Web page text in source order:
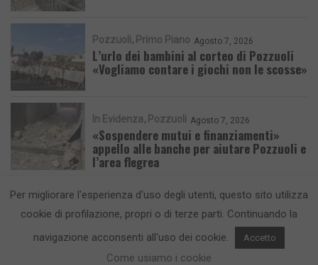
Pozzuoli Primo Piano Agosto 7, 2026
L’urlo dei bambini al corteo di Pozzuoli
«Vogliamo contare i giochi non le scosse»
In Evidenza Pozzuoli Agosto 7, 2026
«Sospendere mutui e finanziamenti»
appello alle banche per aiutare Pozzuoli e
l’area flegrea
CronacaFlegrea testata giornalistica - aut. Tribunale di Napoli n. 34 del
23/05/2012.Info e Contatti
Per migliorare l'esperienza d'uso degli utenti, questo sito utilizza
cookie di profilazione, propri o di terze parti. Continuando la
navigazione acconsenti all'uso dei cookie.
Accetto
Come usiamo i cookie